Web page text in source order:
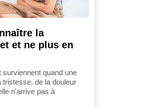
la
et ne plus en
quand une
tristesse, de la douleur
n'arrive pas à